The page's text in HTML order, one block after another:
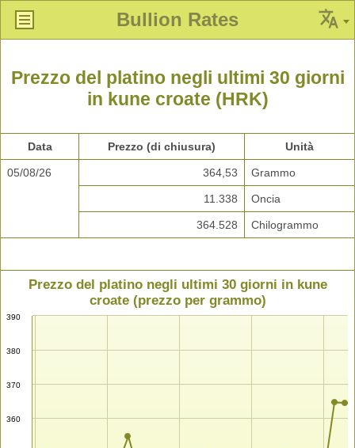
Bullion Rates
Prezzo del platino negli ultimi 30 giorni
in kune croate (HRK)
Data Prezzo (di chiusura) Unità
05/08/26 364,53 Grammo
11.338 Oncia
364.528 Chilogrammo
Prezzo del platino negli ultimi 30 giorni in kune
croate (prezzo per grammo)
360
370
380
390